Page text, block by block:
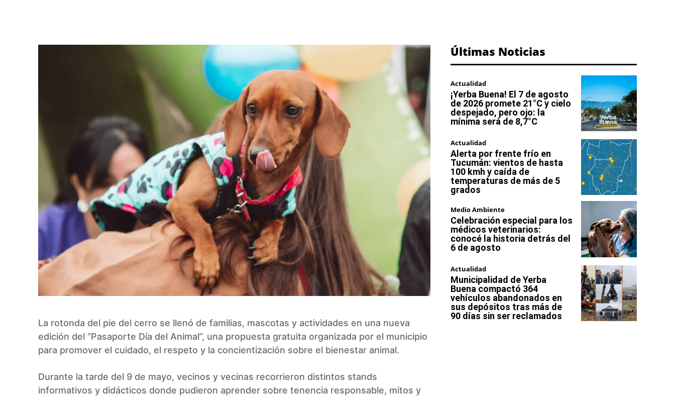
La rotonda del pie del cerro se llenó de familias, mascotas y actividades en una nueva
edición del “Pasaporte Día del Animal”, una propuesta gratuita organizada por el municipio
para promover el cuidado, el respeto y la concientización sobre el bienestar animal.
Durante la tarde del 9 de mayo, vecinos y vecinas recorrieron distintos stands
informativos y didácticos donde pudieron aprender sobre tenencia responsable, mitos y
Últimas Noticias
Actualidad
¡Yerba Buena! El 7 de agosto
de 2026 promete 21°C y cielo
despejado, pero ojo: la
mínima será de 8,7°C
Actualidad
Alerta por frente frío en
Tucumán: vientos de hasta
100 kmh y caída de
temperaturas de más de 5
grados
Medio Ambiente
Celebración especial para los
médicos veterinarios:
conocé la historia detrás del
6 de agosto
Actualidad
Municipalidad de Yerba
Buena compactó 364
vehículos abandonados en
sus depósitos tras más de
90 días sin ser reclamados